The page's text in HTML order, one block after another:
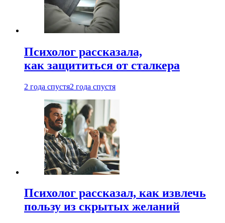
Психолог рассказала,
как защититься от сталкера
2 года спустя2 года спустя
Психолог рассказал, как извлечь
пользу из скрытых желаний